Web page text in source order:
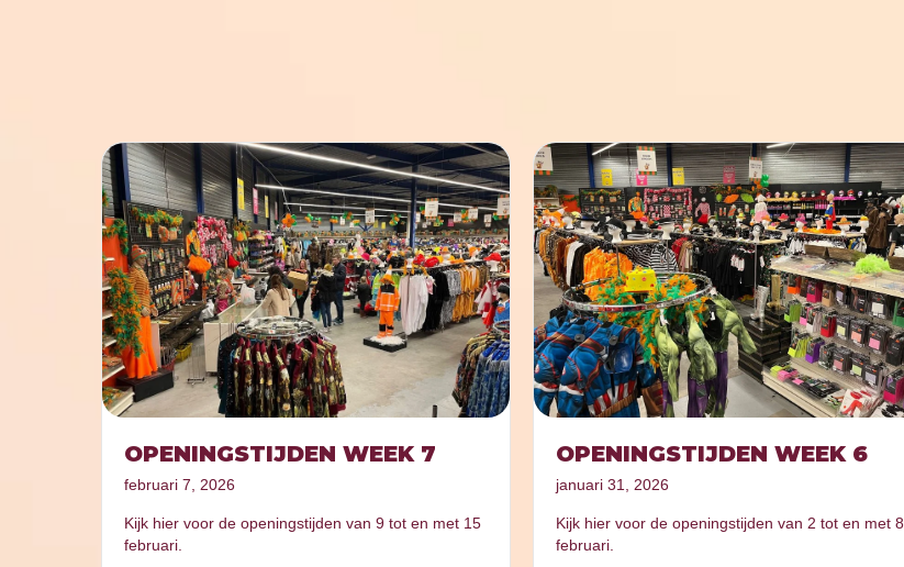
OPENINGSTIJDEN WEEK 7
februari 7, 2026
Kijk hier voor de openingstijden van 9 tot en met 15
februari.
OPENINGSTIJDEN WEEK 6
januari 31, 2026
Kijk hier voor de openingstijden van 2 tot en met 8
februari.